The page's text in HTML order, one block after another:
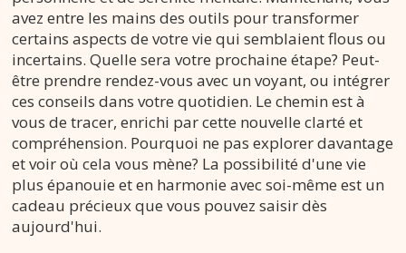
avez entre les mains des outils pour transformer
certains aspects de votre vie qui semblaient flous ou
incertains. Quelle sera votre prochaine étape? Peut-
être prendre rendez-vous avec un voyant, ou intégrer
ces conseils dans votre quotidien. Le chemin est à
vous de tracer, enrichi par cette nouvelle clarté et
compréhension. Pourquoi ne pas explorer davantage
et voir où cela vous mène? La possibilité d'une vie
plus épanouie et en harmonie avec soi-même est un
cadeau précieux que vous pouvez saisir dès
aujourd'hui.